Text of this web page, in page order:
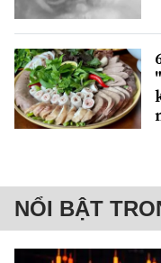
NỔI BẬT